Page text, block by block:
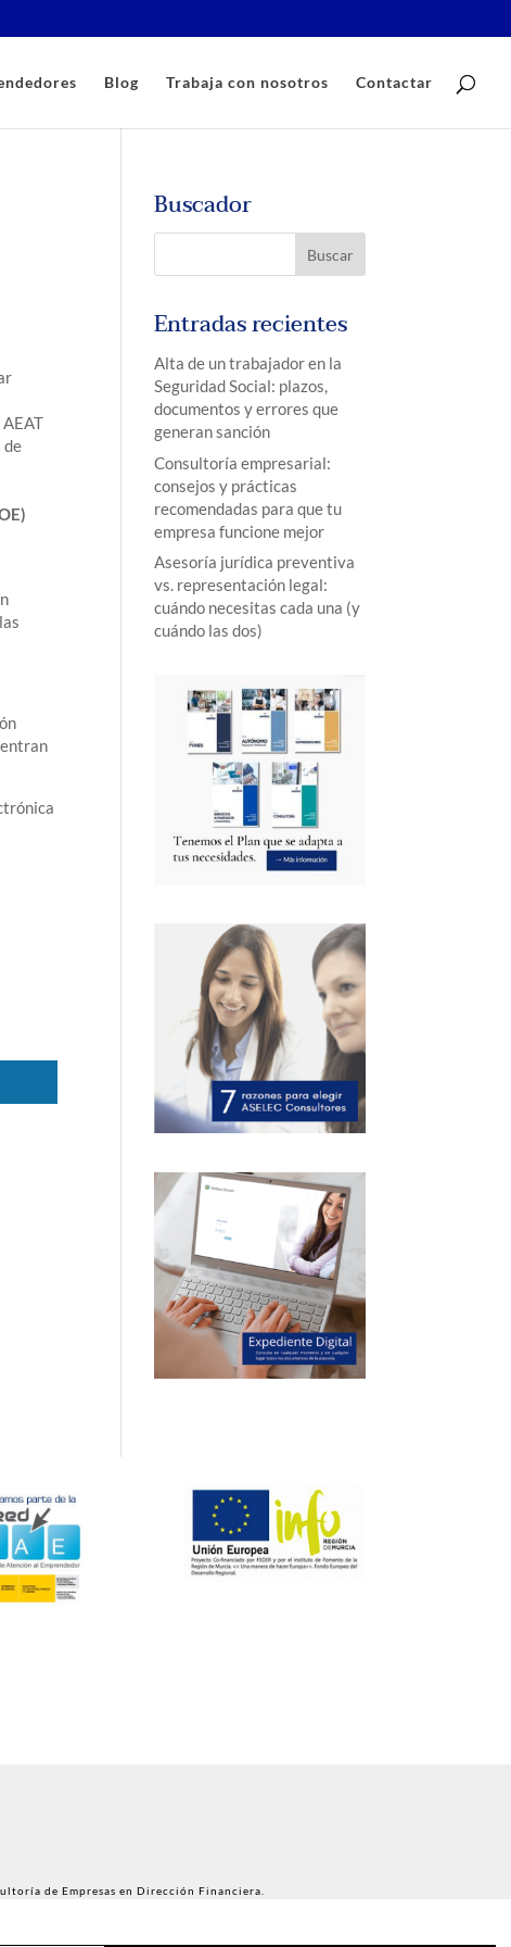
Blog Trabaja con nosotros Contactar
de
Buscador
Entradas recientes
Alta de un trabajador en la
Seguridad Social: plazos,
documentos y errores que
generan sanción
Consultoría empresarial:
consejos y prácticas
recomendadas para que tu
empresa funcione mejor
Asesoría jurídica preventiva
vs. representación legal:
cuándo necesitas cada una (y
cuándo las dos)
de Empresas en Dirección Financiera.